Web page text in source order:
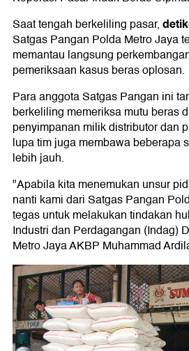
Saat tengah berkeliling pasar,
Satgas Pangan Polda Metro Jaya
memantau langsung
pemeriksaan kasus beras oplosan.
Para anggota Satgas Pangan ini
berkeliling memeriksa mutu beras
penyimpanan milik distributor dan
lupa tim juga membawa beberapa
lebih jauh.
"Apabila kita menemukan unsur
nanti kami dari Satgas Pangan
tegas untuk melakukan tindakan
Industri dan Perdagangan (Indag)
Metro Jaya AKBP Muhammad